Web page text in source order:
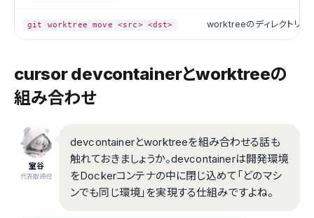
git worktree move <src> <dst> worktreeのディレクトリを
cursor devcontainerとworktreeの
組み合わせ
室谷
代表取締役
devcontainerとworktreeを組み合わせる話も
触れておきましょうか。devcontainerは開発環境
をDockerコンテナの中に閉じ込めて「どのマシ
ンでも同じ環境」を実現する仕組みですよね。